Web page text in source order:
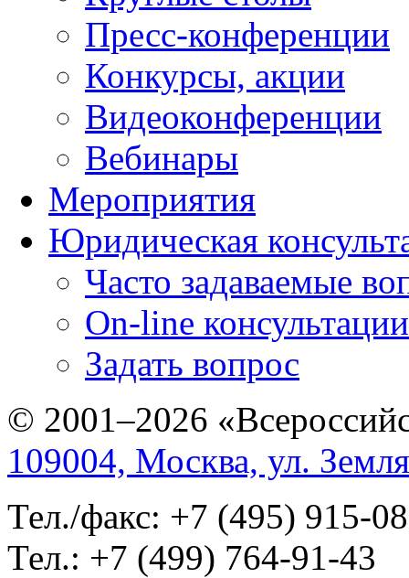
Пресс-конференции
Конкурсы, акции
Видеоконференции
Вебинары
Мероприятия
Юридическая
Часто задаваемые
On-line консультации
Задать вопрос
© 2001–2026
109004, Москва, ул.
Тел./факс: +7 (495) 915-
Тел.: +7 (499) 764-91-43